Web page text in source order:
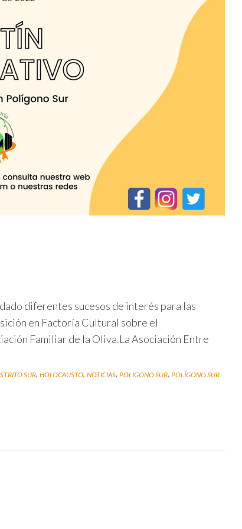
diferentes sucesos de interés para las
en Factoría Cultural sobre el
Familiar de la Oliva.La Asociación Entre
SUR, HOLOCAUSTO, NOTICIAS, POLIGONO SUR, POLÍGONO SUR